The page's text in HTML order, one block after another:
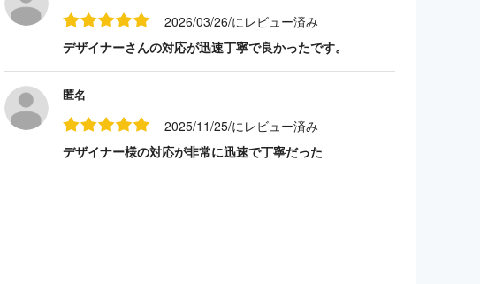
2026/03/26/にレビュー済み
デザイナーさんの対応が迅速丁寧で良かったです。
匿名
2025/11/25/にレビュー済み
デザイナー様の対応が非常に迅速で丁寧だった